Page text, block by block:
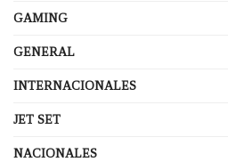
GAMING
GENERAL
INTERNACIONALES
JET SET
NACIONALES